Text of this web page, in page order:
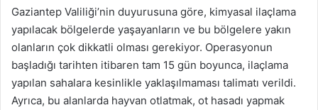
Gaziantep Valiliği’nin duyurusuna göre, kimyasal ilaçlama
yapılacak bölgelerde yaşayanların ve bu bölgelere yakın
olanların çok dikkatli olması gerekiyor. Operasyonun
başladığı tarihten itibaren tam 15 gün boyunca, ilaçlama
yapılan sahalara kesinlikle yaklaşılmaması talimatı verildi.
Ayrıca, bu alanlarda hayvan otlatmak, ot hasadı yapmak